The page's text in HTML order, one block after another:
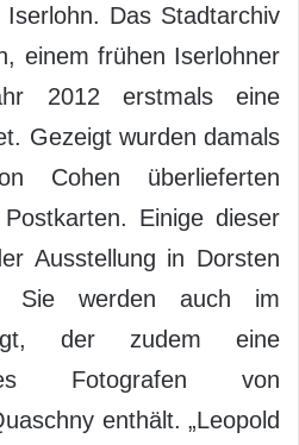
Das Stadtarchiv
einem frühen Iserlohner
2012 erstmals eine
Gezeigt wurden damals
Cohen überlieferten
Einige dieser
Ausstellung in Dorsten
Sie werden auch im
der zudem eine
Fotografen von
enthält. „Leopold